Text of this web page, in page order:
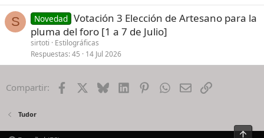
u
S Novedad Votación 3 Elección de Artesano para la
pluma del foro [1 a 7 de Julio]
sirtoti
Estilográficas
Respuestas 45 14 Jul 2026
Compartir: Facebook BlueskyLinkedInPinterestWhatsApp
EmailEnlace
Tudor